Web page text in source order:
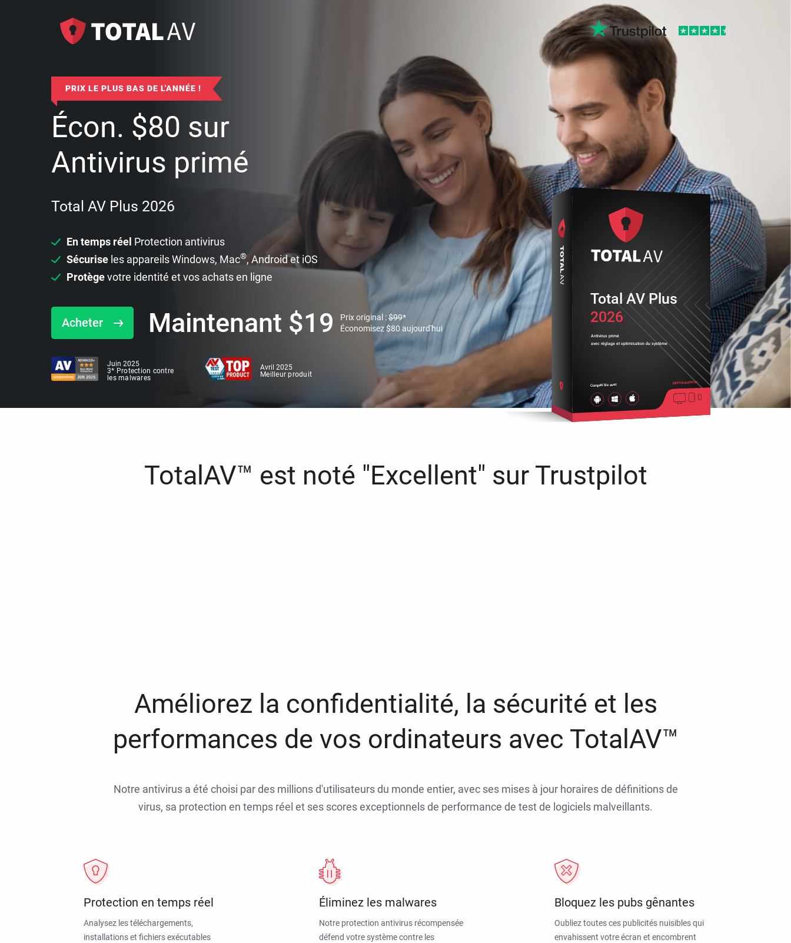
PRIX LE PLUS BAS DE L'ANNÉE !
Écon. $80 sur
Antivirus primé
Total AV Plus 2026
En temps réel Protection antivirus
Sécurise les appareils Windows, Mac®, Android et iOS
Protègevotre identité et vos achats en ligne
Acheter Maintenant $19 Prix original :$99*
Économisez$80 aujourd'hui
Juin 2025
3* Protection contre
les malwares
Avril 2025
Meilleur produit
2026
Antivirus primé
avec réglage et optimisation du système
Compatible avec Multiplateforme
Total AV Plus
TotalAV™ est noté "Excellent" sur Trustpilot
Améliorez la confidentialité, la sécurité et les
performances de vos ordinateurs avec TotalAV™
Notre antivirus a été choisi par des millions d'utilisateurs du monde entier, avec ses mises à jour horaires de définitions de
virus, sa protection en temps réel et ses scores exceptionnels de performance de test de logiciels malveillants.
Protection en temps réel
Analysez les téléchargements,
installations et fichiers exécutables
Éliminez les malwares
Notre protection antivirus récompensée
défend votre système contre les
Bloquez les pubs gênantes
Oubliez toutes ces publicités nuisibles qui
envahissent votre écran et encombrent